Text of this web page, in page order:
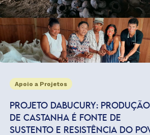
Apoio a Projetos
PROJETO DABUCURY: PRODUÇÃO
DE CASTANHA É FONTE DE
SUSTENTO E RESISTÊNCIA DO